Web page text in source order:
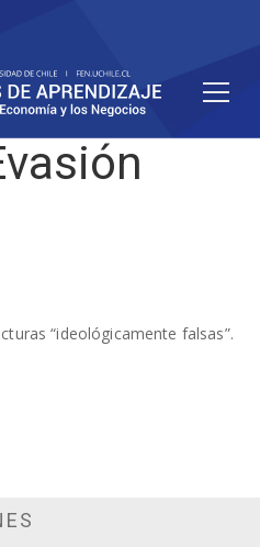
“ideológicamente falsas”.